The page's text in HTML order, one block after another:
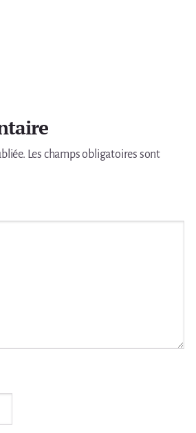
Les champs obligatoires sont